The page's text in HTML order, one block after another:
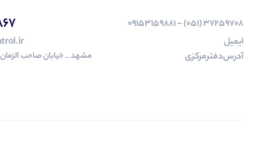
37259708 (051) - 09153159881
ایمیل
آدرس‌دفتر‌مرکزی
مشهد _ خیابان صاحب